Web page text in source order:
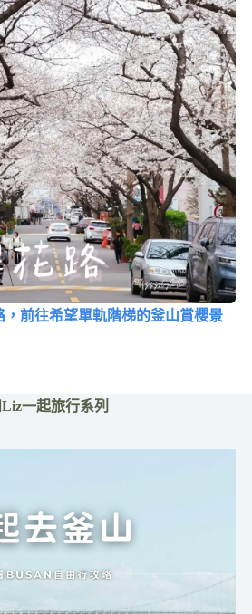
前往希望單軌階梯的釜山賞櫻景
一起旅行系列